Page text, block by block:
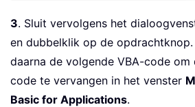
3. Sluit vervolgens het
en dubbelklik op de opdrachtknop.
daarna de volgende VBA-code
code te vervangen in het venster
Basic for Applications.